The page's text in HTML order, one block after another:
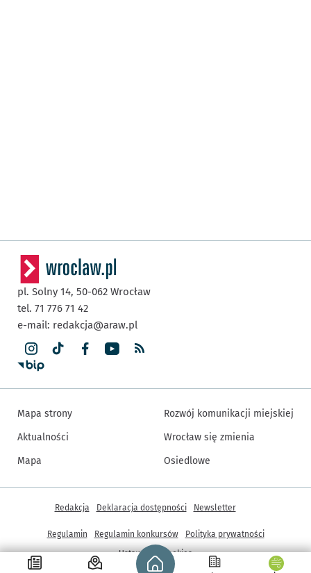
Strona główna - wroclaw.pl
pl. Solny 14, 50-062 Wrocław
tel. 71 776 71 42
e-mail: redakcja@araw.pl
Mapa strony
Aktualności
Mapa
Rozwój komunikacji miejskiej
Wrocław się zmienia
Osiedlowe
Inne informacje
Redakcja Deklaracja dostępności Newsletter
Regulamin Regulamin konkursów
Polityka prywatności
Ustawienia cookies